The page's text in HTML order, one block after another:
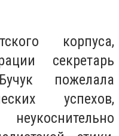
корпуса,
секретарь
пожелала
успехов,